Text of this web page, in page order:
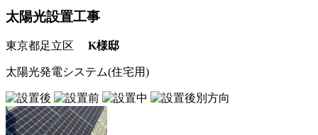
太陽光設置工事
東京都足立区 K様邸
太陽光発電システム(住宅用)